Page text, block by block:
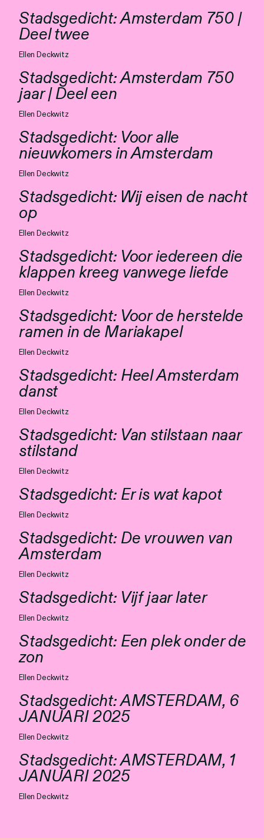
Stadsgedicht: Amsterdam 750 |
Deel twee
Ellen Deckwitz
Stadsgedicht: Amsterdam 750
jaar | Deel een
Ellen Deckwitz
Stadsgedicht: Voor alle
nieuwkomers in Amsterdam
Ellen Deckwitz
Stadsgedicht: Wij eisen de nacht
op
Ellen Deckwitz
Stadsgedicht: Voor iedereen die
klappen kreeg vanwege liefde
Ellen Deckwitz
Stadsgedicht: Voor de herstelde
ramen in de Mariakapel
Ellen Deckwitz
Stadsgedicht: Heel Amsterdam
danst
Ellen Deckwitz
Stadsgedicht: Van stilstaan naar
stilstand
Ellen Deckwitz
Stadsgedicht: Er is wat kapot
Ellen Deckwitz
Stadsgedicht: De vrouwen van
Amsterdam
Ellen Deckwitz
Stadsgedicht: Vijf jaar later
Ellen Deckwitz
Stadsgedicht: Een plek onder de
zon
Ellen Deckwitz
Stadsgedicht: AMSTERDAM, 6
JANUARI 2025
Ellen Deckwitz
Stadsgedicht: AMSTERDAM, 1
JANUARI 2025
Ellen Deckwitz